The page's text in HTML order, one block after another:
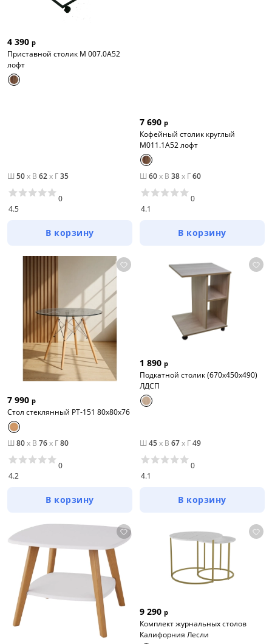
4 390 р
Приставной столик М 007.0А52
лофт
Ш 50x В 62x Г35
4.5
0
В корзину
7 690 р
Кофейный столик круглый
М011.1А52 лофт
Ш 60x В 38x Г60
4.1
0
В корзину
7 990 р
Стол стеклянный PT-151 80х80х76
Ш 80x В 76x Г80
4.2
0
В корзину
1 890 р
Подкатной столик (670х450х490)
ЛДСП
Ш 45x В 67x Г49
4.1
0
В корзину
9 290 р
Комплект журнальных столов
Калифорния Лесли